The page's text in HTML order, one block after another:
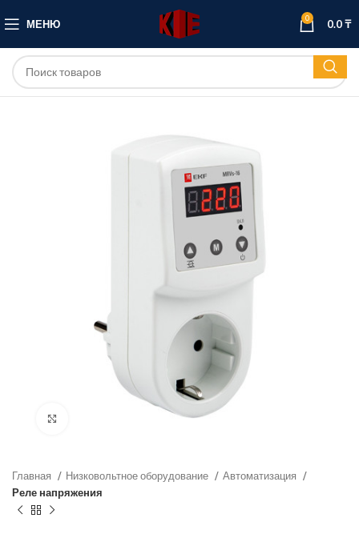
МЕНЮ 0 0.0₸
Нажмите, чтобы увеличить
Главная Низковольтное оборудование
Автоматизация
Реле напряжения